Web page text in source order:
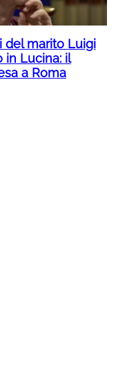
del marito Luigi
in Lucina: il
a Roma